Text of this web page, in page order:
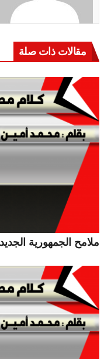
مقالات ذات صلة
ملامح الجمهورية